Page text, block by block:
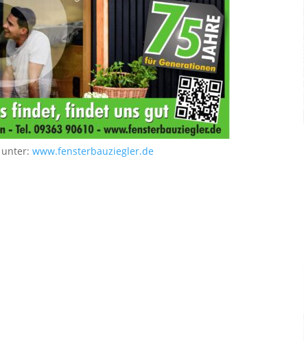
www.fensterbauziegler.de